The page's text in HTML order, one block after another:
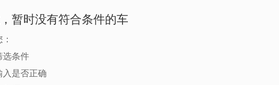
暂时没有符合条件的车
选条件
入是否正确